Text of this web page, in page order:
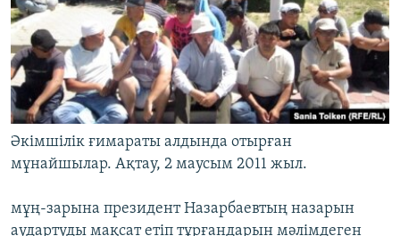
Әкімшілік ғимараты алдында отырған
мұнайшылар. Ақтау, 2 маусым 2011 жыл.
мұң-зарына президент Назарбаевтың назарын
аудартуды мақсат етіп тұрғандарын мәлімдеген